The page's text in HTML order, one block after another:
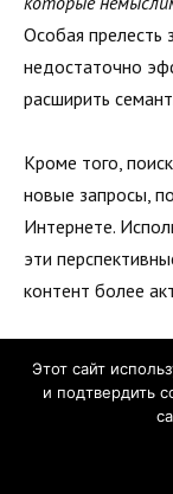
Особая прелесть
недостаточно
расширить
Кроме того,
новые запросы,
Интернете.
эти
контент более
записи ВК:
Этот сайт
и подтвердить